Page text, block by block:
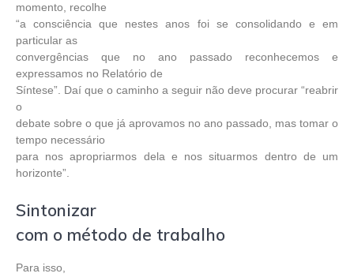
momento, recolhe
“a consciência que nestes anos foi se consolidando e em
particular as
convergências que no ano passado reconhecemos e
expressamos no Relatório de
Síntese”. Daí que o caminho a seguir não deve procurar “reabrir
o
debate sobre o que já aprovamos no ano passado, mas tomar o
tempo necessário
para nos apropriarmos dela e nos situarmos dentro de um
horizonte”.
Sintonizar
com o método de trabalho
Para isso,